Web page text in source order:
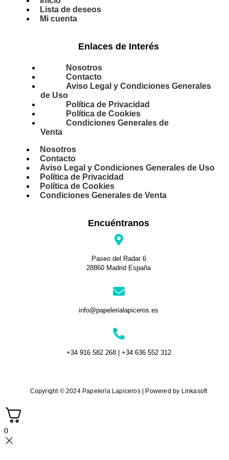
Lista de deseos
Mi cuenta
Enlaces de Interés
Nosotros
Contacto
Aviso Legal y Condiciones Generales
de Uso
Política de Privacidad
Política de Cookies
Condiciones Generales de
Venta
Nosotros
Contacto
Aviso Legal y Condiciones Generales de Uso
Política de Privacidad
Política de Cookies
Condiciones Generales de Venta
Encuéntranos
Paseo del Radar 6
28860 Madrid España
info@papelerialapiceros.es
+34 916 582 268 | +34 636 552 312
Copyright © 2024 Papelería Lapiceros | Powered by Linkasoft
0